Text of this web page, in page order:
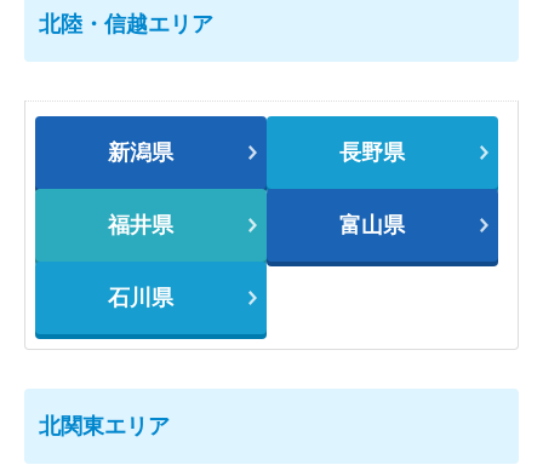
北陸・信越エリア
新潟県 長野県
福井県 富山県
石川県
北関東エリア